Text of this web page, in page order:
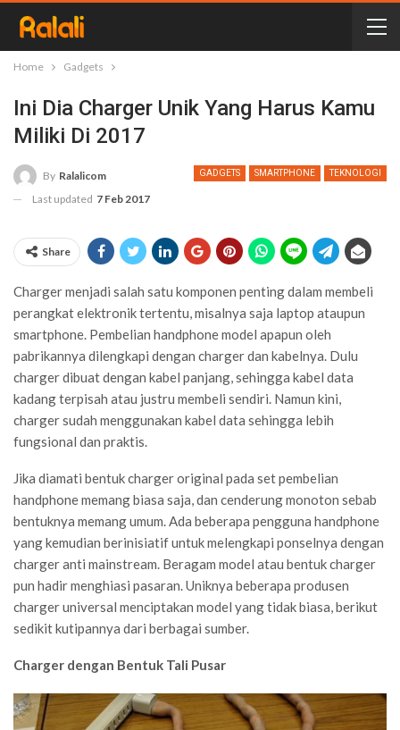
Home Gadgets
Ini Dia Charger Unik Yang Harus Kamu
Miliki Di 2017
GADGETS SMARTPHONE TEKNOLOGI
By Ralalicom
Last updated 7 Feb 2017
Share
Charger menjadi salah satu komponen penting dalam membeli
perangkat elektronik tertentu, misalnya saja laptop ataupun
smartphone. Pembelian handphone model apapun oleh
pabrikannya dilengkapi dengan charger dan kabelnya. Dulu
charger dibuat dengan kabel panjang, sehingga kabel data
kadang terpisah atau justru membeli sendiri. Namun kini,
charger sudah menggunakan kabel data sehingga lebih
fungsional dan praktis.
Jika diamati bentuk charger original pada set pembelian
handphone memang biasa saja, dan cenderung monoton sebab
bentuknya memang umum. Ada beberapa pengguna handphone
yang kemudian berinisiatif untuk melengkapi ponselnya dengan
charger anti mainstream. Beragam model atau bentuk charger
pun hadir menghiasi pasaran. Uniknya beberapa produsen
charger universal menciptakan model yang tidak biasa, berikut
sedikit kutipannya dari berbagai sumber.
Charger dengan Bentuk Tali Pusar